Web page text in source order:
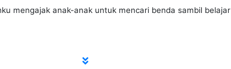
mengajak anak-anak untuk mencari benda sambil belajar